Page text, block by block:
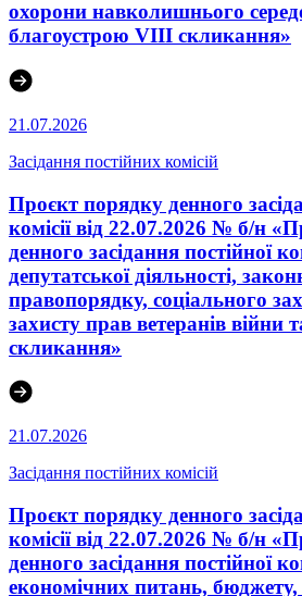
охорони навколишнього
благоустрою VIII скликання»
21.07.2026
Засідання постійних комісій
Проєкт порядку денного
комісії від 22.07.2026 № б/н
денного засідання постійної
депутатської діяльності,
правопорядку, соціального
захисту прав ветеранів війни
скликання»
21.07.2026
Засідання постійних комісій
Проєкт порядку денного
комісії від 22.07.2026 № б/н
денного засідання постійної
економічних питань, бюджету,